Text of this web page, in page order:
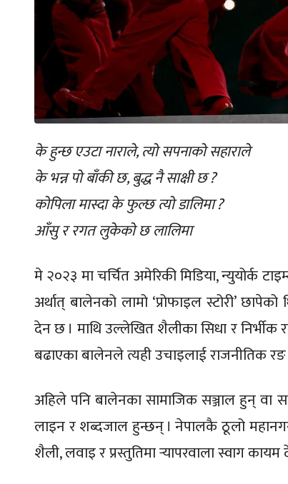
के हुन्छ एउटा नाराले, त्यो सपनाको सहाराले
के भन्न पो बाँकी छ, बुद्ध नै साक्षी छ ?
कोपिला मास्दा के फुल्छ त्यो डालिमा ?
आँसु र रगत लुकेको छ लालिमा
मे २०२३ मा चर्चित अमेरिकी मिडिया, न्युयोर्क
अर्थात् बालेनको लामो ‘प्रोफाइल स्टोरी’
देन छ । माथि उल्लेखित शैलीका सिधा र निर्भीक
बढाएका बालेनले त्यही उचाइलाई राजनीतिक रङ
अहिले पनि बालेनका सामाजिक सञ्जाल हुन् वा
लाइन र शब्दजाल हुन्छन् । नेपालकै ठूलो
शैली, लवाइ र प्रस्तुतिमा र्‍यापरवाला स्वाग कायम